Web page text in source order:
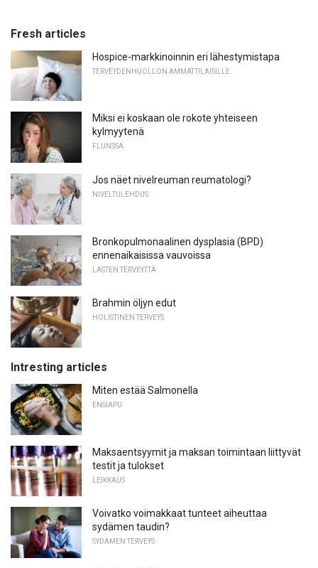
Fresh articles
Hospice-markkinoinnin eri lähestymistapa
TERVEYDENHUOLLON AMMATTILAISILLE
Miksi ei koskaan ole rokote yhteiseen
kylmyytenä
FLUNSSA
Jos näet nivelreuman reumatologi?
NIVELTULEHDUS
Bronkopulmonaalinen dysplasia (BPD)
ennenaikaisissa vauvoissa
LASTEN TERVEYTTÄ
Brahmin öljyn edut
HOLISTINEN TERVEYS
Intresting articles
Miten estää Salmonella
ENSIAPU
Maksaentsyymit ja maksan toimintaan liittyvät
testit ja tulokset
LEIKKAUS
Voivatko voimakkaat tunteet aiheuttaa
sydämen taudin?
SYDÄMEN TERVEYS